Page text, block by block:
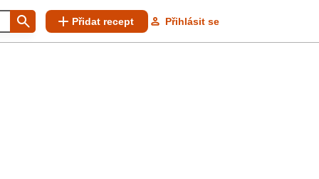
Přidat recept Přihlásit se